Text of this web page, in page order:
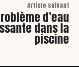
Article suivant
d’eau
dans la
piscine